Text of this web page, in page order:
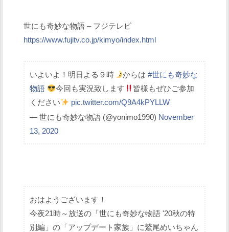
世にも奇妙な物語 – フジテレビ
https://www.fujitv.co.jp/kimyo/index.html
いよいよ！明日よる９時 からは #世にも奇妙な
物語
今回も実況致します
皆様もぜひご参加
ください
pic.twitter.com/Q9A4kPYLLW
— 世にも奇妙な物語 (@yonimo1990) November
13, 2020
おはようございます！
今夜21時～放送の「世にも奇妙な物語 '20秋の特
別編」の「アップデート家族」に鷲尾めいちゃん